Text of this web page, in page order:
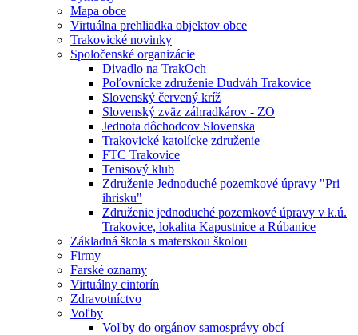
Mapa obce
Virtuálna prehliadka objektov obce
Trakovické novinky
Spoločenské organizácie
Divadlo na TrakOch
Poľovnícke združenie Dudváh Trakovice
Slovenský červený kríž
Slovenský zväz záhradkárov - ZO
Jednota dôchodcov Slovenska
Trakovické katolícke združenie
FTC Trakovice
Tenisový klub
Združenie Jednoduché pozemkové úpravy "Pri
ihrisku"
Združenie jednoduché pozemkové úpravy v k.ú.
Trakovice, lokalita Kapustnice a Rúbanice
Základná škola s materskou školou
Firmy
Farské oznamy
Virtuálny cintorín
Zdravotníctvo
Voľby
Voľby do orgánov samosprávy obcí